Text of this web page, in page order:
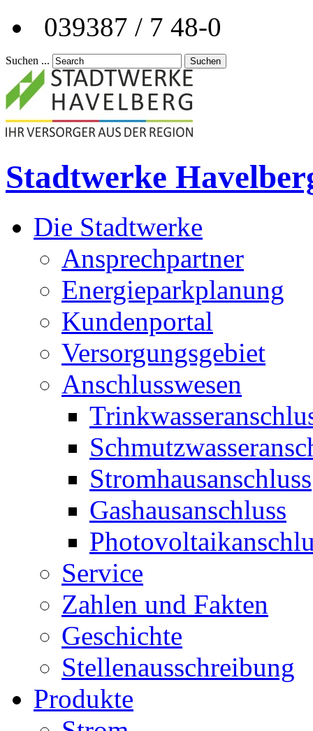
039387 / 7 48-0
Suchen ... Suchen
Stadtwerke
Die Stadtwerke
Ansprechpartner
Energieparkplanung
Kundenportal
Versorgungsgebiet
Anschlusswesen
Stromhausanschluss
Gashausanschluss
Service
Zahlen und Fakten
Geschichte
Stellenausschreibung
Produkte